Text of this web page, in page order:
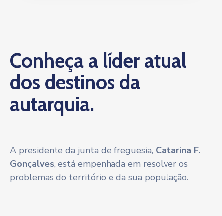
Conheça a líder atual
dos destinos da
autarquia.
A presidente da junta de freguesia, Catarina F.
Gonçalves, está empenhada em resolver os
problemas do território e da sua população.